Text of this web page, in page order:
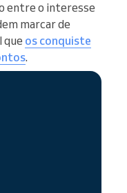
entre o interesse
marcar de
que os conquiste
.